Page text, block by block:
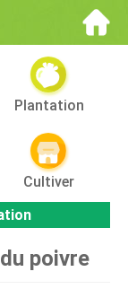
Plantation
Cultiver
poivre